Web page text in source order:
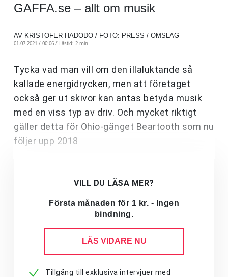
GAFFA.se – allt om musik
AV KRISTOFER HADODO / FOTO: PRESS / OMSLAG
01.07.2021 / 00:06 / Lästid: 2 min
Tycka vad man vill om den illaluktande så
kallade energidrycken, men att företaget
också ger ut skivor kan antas betyda musik
med en viss typ av driv. Och mycket riktigt
gäller detta för Ohio-gänget Beartooth som nu
följer upp 2018
VILL DU LÄSA MER?
Första månaden för 1 kr. - Ingen
bindning.
LÄS VIDARE NU
Tillgång till exklusiva intervjuer med